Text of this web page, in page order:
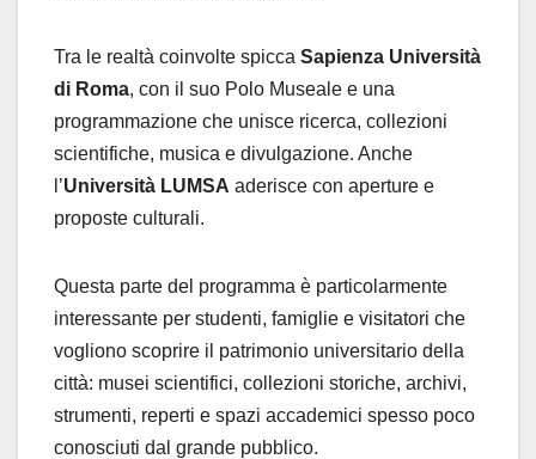
Tra le realtà coinvolte spicca Sapienza Università
di Roma, con il suo Polo Museale e una
programmazione che unisce ricerca, collezioni
scientifiche, musica e divulgazione. Anche
l’Università LUMSA aderisce con aperture e
proposte culturali.
Questa parte del programma è particolarmente
interessante per studenti, famiglie e visitatori che
vogliono scoprire il patrimonio universitario della
città: musei scientifici, collezioni storiche, archivi,
strumenti, reperti e spazi accademici spesso poco
conosciuti dal grande pubblico.